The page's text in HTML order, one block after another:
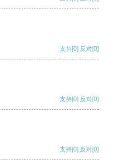
支持[0] 反对[0]
支持[0] 反对[0]
支持[0] 反对[0]